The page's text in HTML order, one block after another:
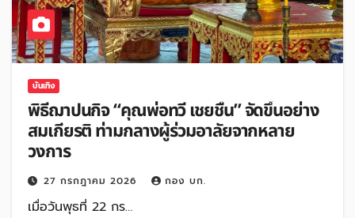
บันเทิง
พิธีฌาปนกิจ “คุณพ่อทวี เชยชื่น” จัดขึ้นอย่าง
สมเกียรติ ท่ามกลางผู้ร่วมอาลัยจากหลาย
วงการ
27 กรกฎาคม 2026 กอง บก.
เมื่อวันพุธที่ 22 กร…